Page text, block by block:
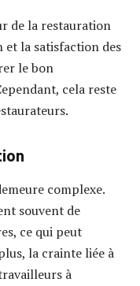
de la restauration
et la satisfaction des
le bon
cela reste
complexe.
souvent de
ce qui peut
la crainte liée à
à